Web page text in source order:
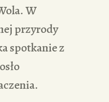
W
przyrody
spotkanie z